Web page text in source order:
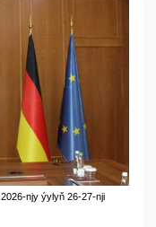
njy ýylyň 26-27-nji